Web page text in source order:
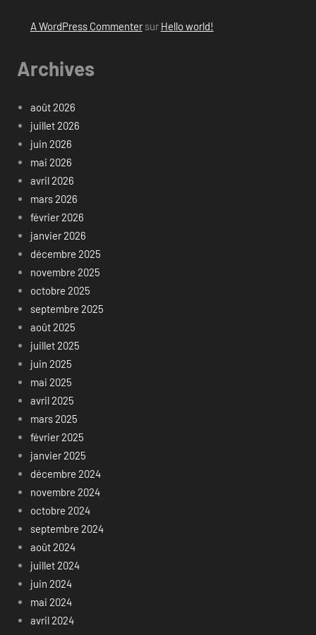
A WordPress Commentersur Hello world!
Archives
août 2026
juillet 2026
juin 2026
mai 2026
avril 2026
mars 2026
février 2026
janvier 2026
décembre 2025
novembre 2025
octobre 2025
septembre 2025
août 2025
juillet 2025
juin 2025
mai 2025
avril 2025
mars 2025
février 2025
janvier 2025
décembre 2024
novembre 2024
octobre 2024
septembre 2024
août 2024
juillet 2024
juin 2024
mai 2024
avril 2024